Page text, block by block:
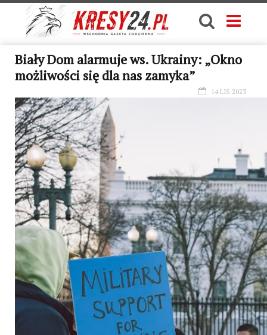
Biały Dom alarmuje ws. Ukrainy: „Okno
możliwości się dla nas zamyka”
14 LIS 2023